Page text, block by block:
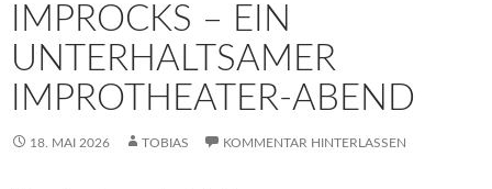
IMPROCKS – EIN
UNTERHALTSAMER
IMPROTHEATER-ABEND
18. MAI 2026 TOBIAS KOMMENTAR HINTERLASSEN